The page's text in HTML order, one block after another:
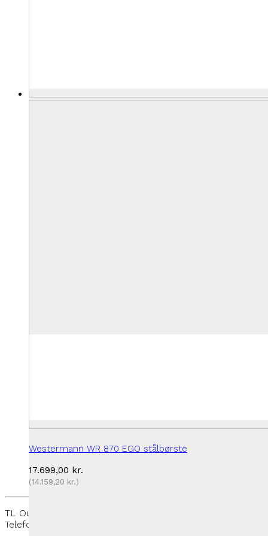
Westermann WR 870 EGO stålbørste
17.699,00 kr.
(14.159,20 kr.)
TL Outdoor - Rantzausmindevej 109, 5700 Svendborg -
Telefon: